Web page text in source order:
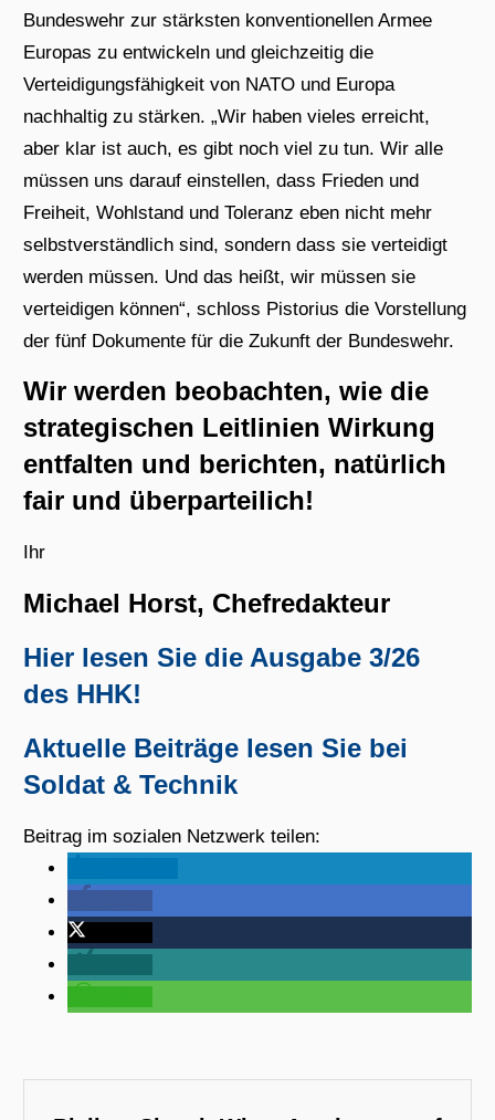
Bundeswehr zur stärksten konventionellen Armee
Europas zu entwickeln und gleichzeitig die
Verteidigungsfähigkeit von NATO und Europa
nachhaltig zu stärken. „Wir haben vieles erreicht,
aber klar ist auch, es gibt noch viel zu tun. Wir alle
müssen uns darauf einstellen, dass Frieden und
Freiheit, Wohlstand und Toleranz eben nicht mehr
selbstverständlich sind, sondern dass sie verteidigt
werden müssen. Und das heißt, wir müssen sie
verteidigen können“, schloss Pistorius die Vorstellung
der fünf Dokumente für die Zukunft der Bundeswehr.
Wir werden beobachten, wie die
strategischen Leitlinien Wirkung
entfalten und berichten, natürlich
fair und überparteilich!
Ihr
Michael Horst, Chefredakteur
Hier lesen Sie die Ausgabe 3/26
des HHK!
Aktuelle Beiträge lesen Sie bei
Soldat & Technik
Beitrag im sozialen Netzwerk teilen: